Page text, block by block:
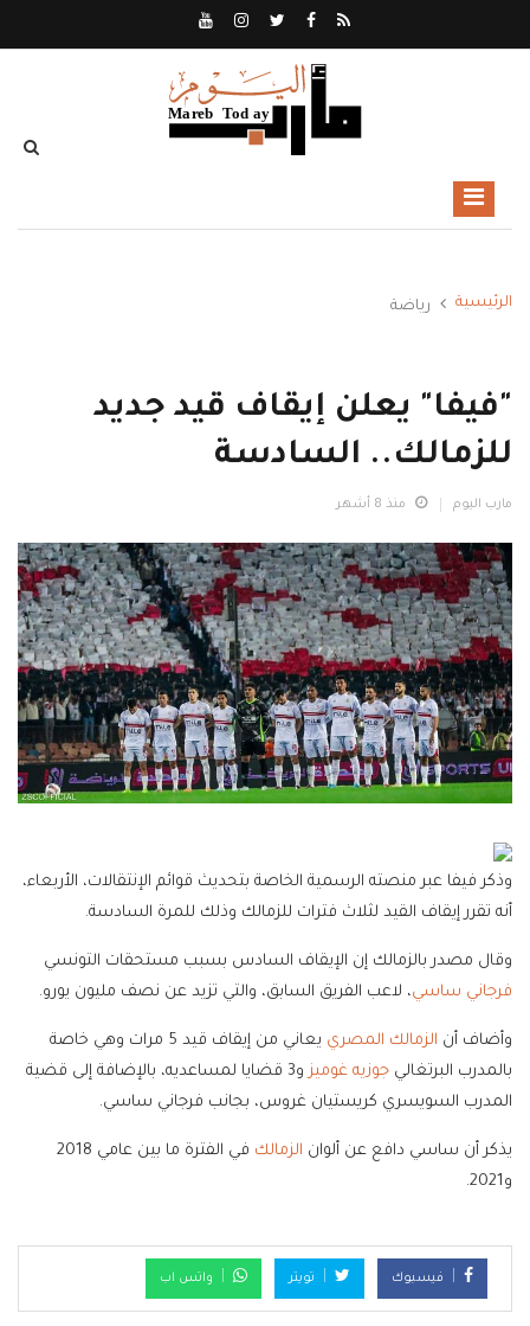
الرئيسية رياضة
"فيفا" يعلن إيقاف قيد جديد
للزمالك.. السادسة
مارب اليوم منذ 8 أشهر
وذكر فيفا عبر منصته الرسمية الخاصة بتحديث قوائم الإنتقالات، الأربعاء،
أنه تقرر إيقاف القيد لثلاث فترات للزمالك وذلك للمرة السادسة.
وقال مصدر بالزمالك إن الإيقاف السادس بسبب مستحقات التونسي
فرجاني ساسي، لاعب الفريق السابق، والتي تزيد عن نصف مليون يورو.
وأضاف أن الزمالك المصري
يعاني من إيقاف قيد 5 مرات وهي خاصة
بالمدرب البرتغالي جوزيه غوميز
و3 قضايا لمساعديه، بالإضافة إلى قضية
المدرب السويسري كريستيان غروس، بجانب فرجاني ساسي.
يذكر أن ساسي دافع عن ألوان الزمالك
في الفترة ما بين عامي 2018
و2021.
فيسبوك تويتر واتس اب